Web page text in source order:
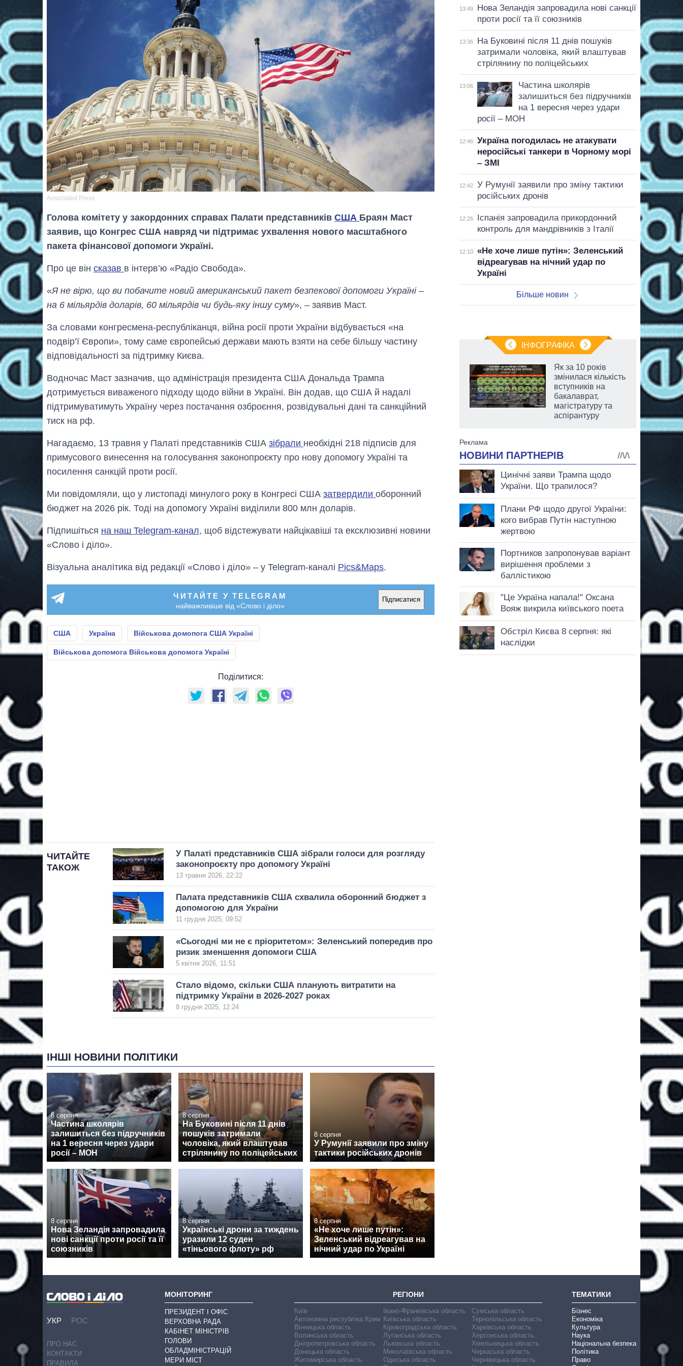
Associated Press
Голова комітету у закордонних справах Палати представників США Браян Маст
заявив, що Конгрес США навряд чи підтримає ухвалення нового масштабного
пакета фінансової допомоги Україні.
Про це він сказав в інтерв’ю «Радіо Свобода».
«Я не вірю, що ви побачите новий американський пакет безпекової допомоги Україні –
на 6 мільярдів доларів, 60 мільярдів чи будь-яку іншу суму», – заявив Маст.
За словами конгресмена-республіканця, війна росії проти України відбувається «на
подвір’ї Європи», тому саме європейські держави мають взяти на себе більшу частину
відповідальності за підтримку Києва.
Водночас Маст зазначив, що адміністрація президента США Дональда Трампа
дотримується виваженого підходу щодо війни в Україні. Він додав, що США й надалі
підтримуватимуть Україну через постачання озброєння, розвідувальні дані та санкційний
тиск на рф.
Нагадаємо, 13 травня у Палаті представників США зібрали необхідні 218 підписів для
примусового винесення на голосування законопроєкту про нову допомогу Україні та
посилення санкцій проти росії.
Ми повідомляли, що у листопаді минулого року в Конгресі США затвердили оборонний
бюджет на 2026 рік. Тоді на допомогу Україні виділили 800 млн доларів.
Підпишіться на наш Telegram-канал, щоб відстежувати найцікавіші та ексклюзивні новини
«Слово і діло».
Візуальна аналітика від редакції «Слово і діло» – у Telegram-каналі Pics&Maps.
ЧИТАЙТЕ У TELEGRAM
найважливіше від «Слово і діло»
Підписатися
США Україна Військова домопога США Україні
Військова допомога Військова допомога Україні
Поділитися:
ЧИТАЙТЕ
ТАКОЖ
У Палаті представників США зібрали голоси для розгляду
законопроєкту про допомогу Україні
13 травня 2026, 22:22
Палата представників США схвалила оборонний бюджет з
допомогою для України
11 грудня 2025, 09:52
«Сьогодні ми не є пріоритетом»: Зеленський попередив про
ризик зменшення допомоги США
5 квітня 2026, 11:51
Стало відомо, скільки США планують витратити на
підтримку України в 2026-2027 роках
8 грудня 2025, 12:24
ІНШІ НОВИНИ ПОЛІТИКИ
8 серпня
Частина школярів
залишиться без підручників
на 1 вересня через удари
росії – МОН
8 серпня
На Буковині після 11 днів
пошуків затримали
чоловіка, який влаштував
стрілянину по поліцейських
8 серпня
У Румунії заявили про зміну
тактики російських дронів
8 серпня
Нова Зеландія запровадила
нові санкції проти росії та її
союзників
8 серпня
Українські дрони за тиждень
уразили 12 суден
«тіньового флоту» рф
8 серпня
«Не хоче лише путін»:
Зеленський відреагував на
нічний удар по Україні
13:49
Нова Зеландія запровадила нові санкції
проти росії та її союзників
13:36
На Буковині після 11 днів пошуків
затримали чоловіка, який влаштував
стрілянину по поліцейських
13:06
Частина школярів
залишиться без підручників
на 1 вересня через удари
росії – МОН
12:46
Україна погодилась не атакувати
неросійські танкери в Чорному морі
– ЗМІ
12:42
У Румунії заявили про зміну тактики
російських дронів
12:26
Іспанія запровадила прикордонний
контроль для мандрівників з Італії
12:10
«Не хоче лише путін»: Зеленський
відреагував на нічний удар по
Україні
Більше новин
ІНФОГРАФІКА
років: хто і як
довго обіймав
посаду керівника
СЗР
Як за 10 років
змінилася кількість
вступників на
бакалаврат,
магістратуру та
аспірантуру
УКР РОС
ПРО НАС
КОНТАКТИ
ПРАВИЛА
МОНІТОРИНГ
ПРЕЗИДЕНТ І ОФІС
ВЕРХОВНА РАДА
КАБІНЕТ МІНІСТРІВ
ГОЛОВИ
ОБЛАДМІНІСТРАЦІЙ
МЕРИ МІСТ
РЕГІОНИ
Київ
Автономна республіка Крим
Вінницька область
Волинська область
Дніпропетровська область
Донецька область
Житомирська область
Івано-Франківська область
Київська область
Кіровоградська область
Луганська область
Львівська область
Миколаївська область
Одеська область
Сумська область
Тернопільська область
Харківська область
Херсонська область
Хмельницька область
Черкаська область
Чернівецька область
ТЕМАТИКИ
Бізнес
Економіка
Культура
Наука
Національна безпека
Політика
Право